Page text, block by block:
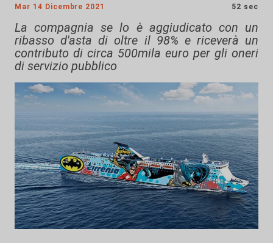
Mar 14 Dicembre 2021 52 sec
La compagnia se lo è aggiudicato con un
ribasso d'asta di oltre il 98% e riceverà un
contributo di circa 500mila euro per gli oneri
di servizio pubblico